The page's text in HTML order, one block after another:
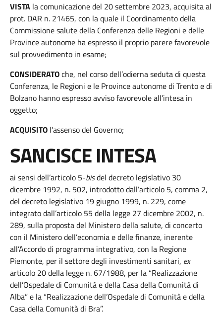
VISTA la comunicazione del 20 settembre 2023, acquisita al
prot. DAR n. 21465, con la quale il Coordinamento della
Commissione salute della Conferenza delle Regioni e delle
Province autonome ha espresso il proprio parere favorevole
sul provvedimento in esame;
CONSIDERATOche, nel corso dell’odierna seduta di questa
Conferenza, le Regioni e le Province autonome di Trento e di
Bolzano hanno espresso avviso favorevole all’intesa in
oggetto;
ACQUISITO l’assenso del Governo;
SANCISCE INTESA
ai sensi dell’articolo 5-bisdel decreto legislativo 30
dicembre 1992, n. 502, introdotto dall’articolo 5, comma 2,
del decreto legislativo 19 giugno 1999, n. 229, come
integrato dall’articolo 55 della legge 27 dicembre 2002, n.
289, sulla proposta del Ministero della salute, di concerto
con il Ministero dell’economia e delle finanze, inerente
all’Accordo di programma integrativo, con la Regione
Piemonte, per il settore degli investimenti sanitari, ex
articolo 20 della legge n. 67/1988, per la “Realizzazione
dell’Ospedale di Comunità e della Casa della Comunità di
Alba” e la “Realizzazione dell’Ospedale di Comunità e della
Casa della Comunità di Bra”.